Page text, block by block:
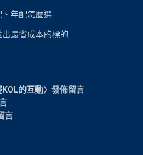
年配怎麼選
最省成本的標的
KOL的互動〉發佈留言
言